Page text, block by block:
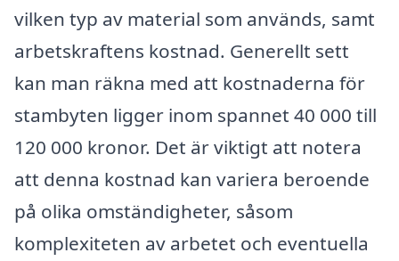
vilken typ av material som används, samt
arbetskraftens kostnad. Generellt sett
kan man räkna med att kostnaderna för
stambyten ligger inom spannet 40 000 till
120 000 kronor. Det är viktigt att notera
att denna kostnad kan variera beroende
på olika omständigheter, såsom
komplexiteten av arbetet och eventuella